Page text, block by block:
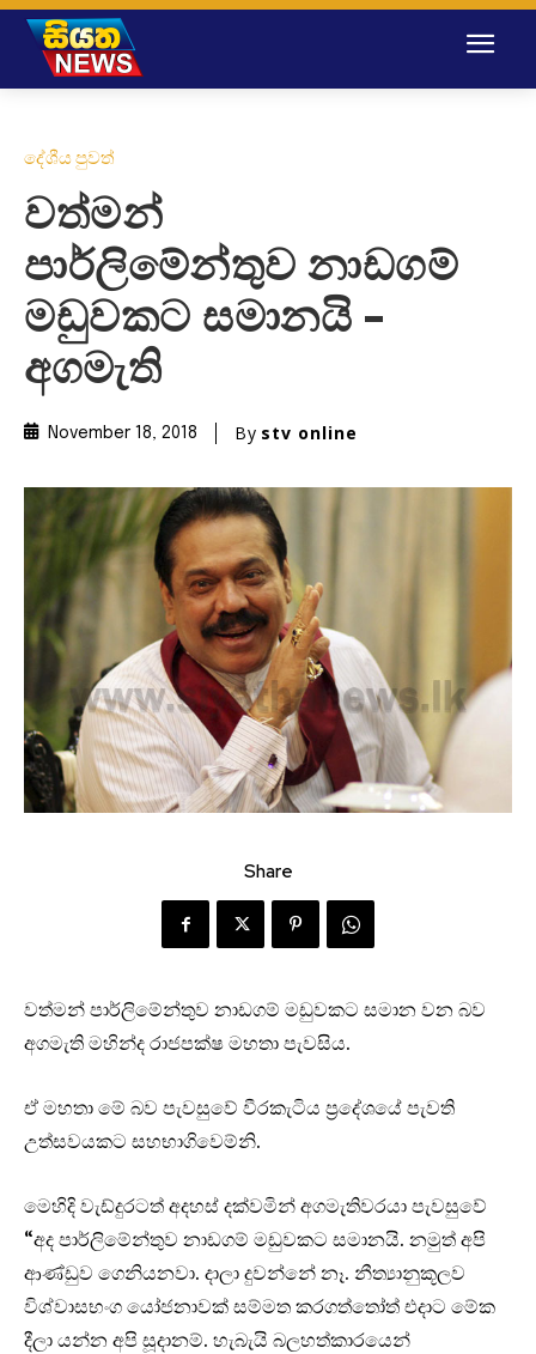
දේශීය පුවත්
වත්මන්
පාර්ලිමේන්තුව නාඩගම්
මඩුවකට සමානයි –
අගමැති
November 18, 2018 By stv online
Share
වත්මන් පාර්ලිමේන්තුව නාඩගම් මඩුවකට සමාන වන බව
අගමැති මහින්ද රාජපක්ෂ මහතා පැවසිය.
ඒ මහතා මේ බව පැවසුවේ වීරකැටිය ප්‍රදේශයේ පැවති
උත්සවයකට සහභාගිවෙම්නි.
මෙහිදි වැඩ්දුරටත් අදහස් දක්වමින් අගමැතිවරයා පැවසුවේ
“අද පාර්ලිමේන්තුව නාඩගම් මඩුවකට සමානයි. නමුත් අපි
ආණ්ඩුව ගෙනියනවා. දාලා දුවන්නේ නෑ. නීත්‍යානුකූලව
විශ්වාසභංග යෝජනාවක් සම්මත කරගත්තෝත් එදාට මේක
දීලා යන්න අපි සූදානම්. හැබැයි බලහත්කාරයෙන්